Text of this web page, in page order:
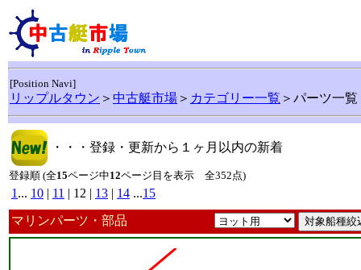
[Position Navi]
リップルタウン ＞ 中古艇市場 ＞ カテゴリー一覧 ＞パーツ一覧
・・・登録・更新から１ヶ月以内の新着
登録順 (全15ページ中12ページ目を表示 全352点)
1 ... 10 | 11 | 12 | 13 | 14 ...15
マリンパーツ・部品